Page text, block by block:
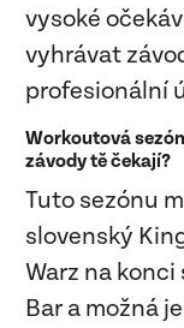
vysoké
vyhrávat
profesionální
Workoutová
závody tě čekají?
Tuto sezónu
slovenský
Warz na konci
Bar a možná